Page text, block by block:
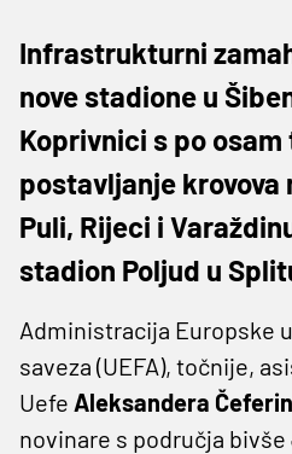
Infrastrukturni
nove stadione u
Koprivnici s po
postavljanje krovova
Puli, Rijeci i
stadion Poljud u
Administracija Europske
saveza (UEFA), točnije,
Uefe Aleksandera
novinare s područja